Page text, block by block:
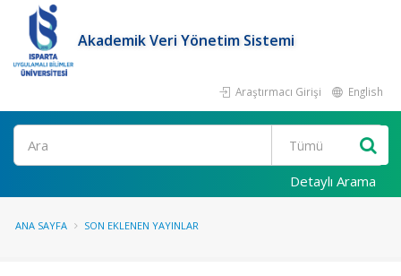
Akademik Veri Yönetim Sistemi
Araştırmacı Girişi English
Ara
Detaylı Arama
ANA SAYFA SON EKLENEN YAYINLAR